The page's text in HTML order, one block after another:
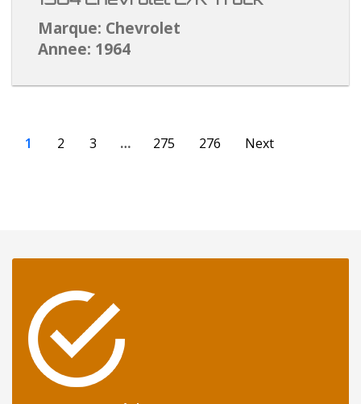
Marque: Chevrolet
Annee: 1964
1 2 3 … 275 276 Next